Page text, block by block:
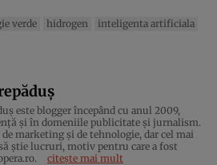
verde hidrogen
inteligenta artificiala
este blogger începând cu anul 2009,
și în domeniile publicitate și jurnalism.
de marketing și de tehnologie, dar cel mai
știe lucruri, motiv pentru care a fost
citește mai mult